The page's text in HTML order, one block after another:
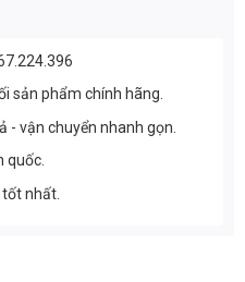
sản phẩm chính hãng.
- vận chuyển nhanh gọn.
quốc.
nhất.
Thành Đạt Led số lượng